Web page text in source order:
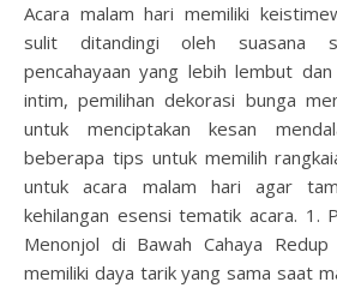
Acara malam hari memiliki keistimewaan tersendiri yang
sulit ditandingi oleh suasana
pencahayaan yang lebih lembut
intim, pemilihan dekorasi bunga
untuk menciptakan kesan
beberapa tips untuk memilih
untuk acara malam hari agar
kehilangan esensi tematik acara. 1.
Menonjol di Bawah Cahaya
memiliki daya tarik yang sama saat